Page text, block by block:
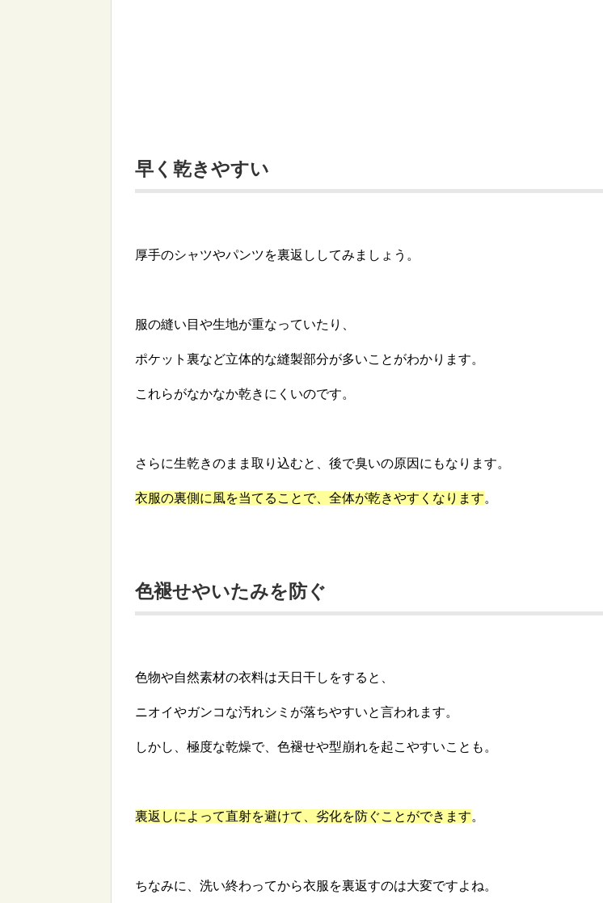
早く乾きやすい
厚手のシャツやパンツを裏返ししてみましょう。
服の縫い目や生地が重なっていたり、
ポケット裏など立体的な縫製部分が多いことがわかります。
これらがなかなか乾きにくいのです。
さらに生乾きのまま取り込むと、後で臭いの原因にもなります。
衣服の裏側に風を当てることで、全体が乾きやすくなります。
色褪せやいたみを防ぐ
色物や自然素材の衣料は天日干しをすると、
ニオイやガンコな汚れシミが落ちやすいと言われます。
しかし、極度な乾燥で、色褪せや型崩れを起こやすいことも。
裏返しによって直射を避けて、劣化を防ぐことができます。
ちなみに、洗い終わってから衣服を裏返すのは大変ですよね。